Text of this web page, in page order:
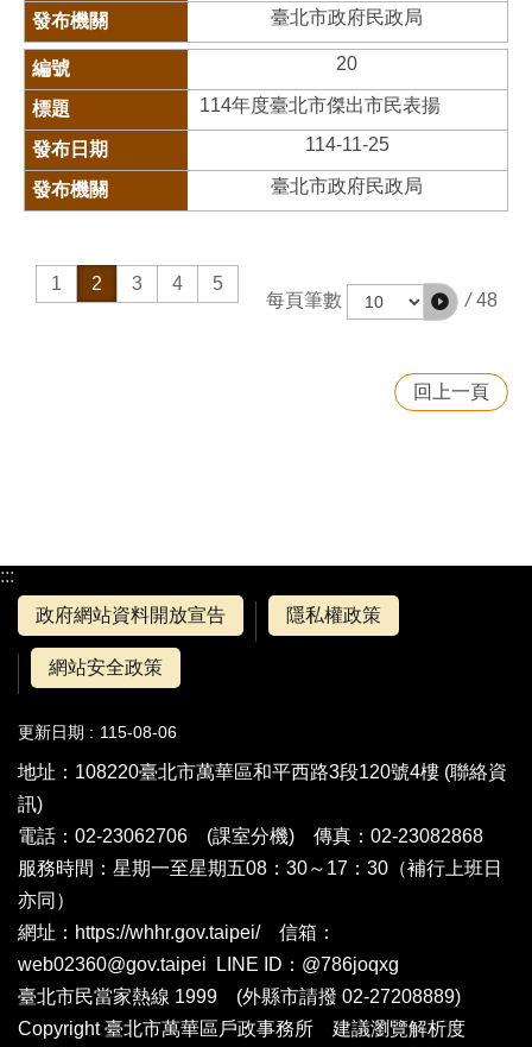
臺北市政府民政局
20
114年度臺北市傑出市民表揚
114-11-25
臺北市政府民政局
1 2 3 4
5
每頁筆數
/ 48
回上一頁
:::
政府網站資料開放宣告
隱私權政策
網站安全政策
更新日期 115-08-06
地址：108220臺北市萬華區和平西路3段120號4樓 (聯絡資
訊)
電話：02-23062706 (課室分機) 傳真：02-23082868
服務時間：星期一至星期五08：30～17：30（補行上班日
亦同）
網址：https://whhr.gov.taipei/ 信箱：
web02360@gov.taipei LINE ID：@786joqxg
臺北市民當家熱線 1999 (外縣市請撥 02-27208889)
Copyright 臺北市萬華區戶政事務所 建議瀏覽解析度